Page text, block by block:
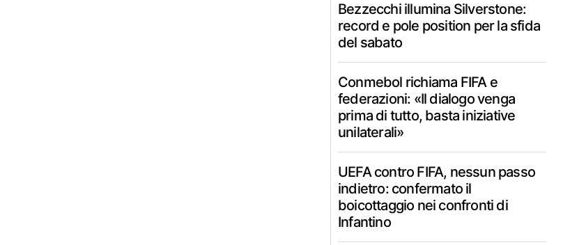
Bezzecchi illumina Silverstone:
record e pole position per la sfida
del sabato
Conmebol richiama FIFA e
federazioni: «Il dialogo venga
prima di tutto, basta iniziative
unilaterali»
UEFA contro FIFA, nessun passo
indietro: confermato il
boicottaggio nei confronti di
Infantino